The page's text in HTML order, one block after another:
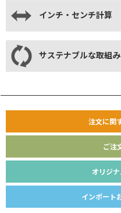
インチ・センチ計算
サステナブルな取組み
注文に関
ご注
オリジ
インポート